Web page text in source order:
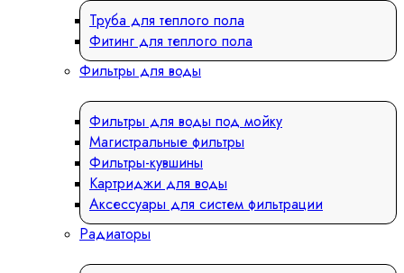
Труба для теплого пола
Фитинг для теплого пола
Фильтры для воды
Фильтры для воды под мойку
Магистральные фильтры
Фильтры-кувшины
Картриджи для воды
Аксессуары для систем фильтрации
Радиаторы